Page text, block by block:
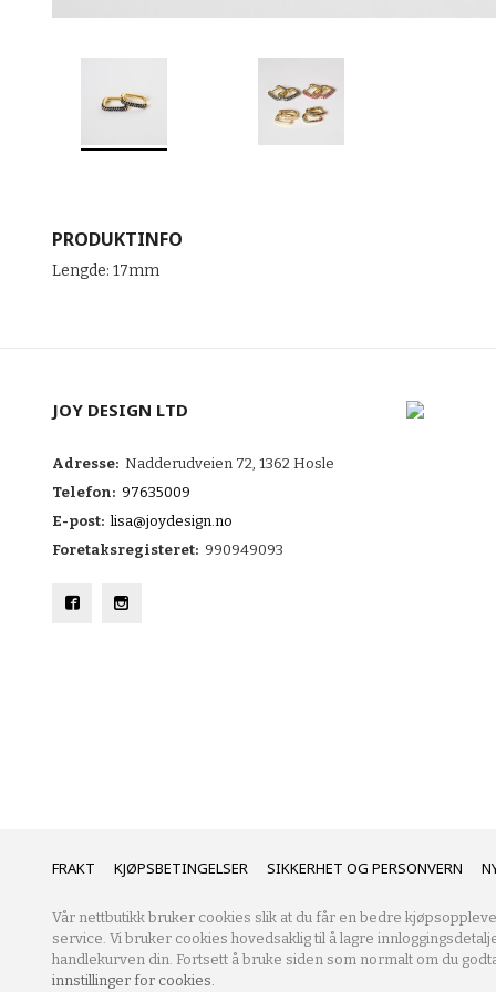
PRODUKTINFO
Lengde: 17mm
JOY DESIGN LTD
Adresse: Nadderudveien 72, 1362 Hosle
Telefon: 97635009
E-post: lisa@joydesign.no
Foretaksregisteret: 990949093
FRAKT KJØPSBETINGELSER SIKKERHET OG PERSONVERN
Vår nettbutikk bruker cookies slik at du får en bedre
service. Vi bruker cookies hovedsaklig til å lagre
handlekurven din. Fortsett å bruke siden som normalt om du
innstillinger for cookies.